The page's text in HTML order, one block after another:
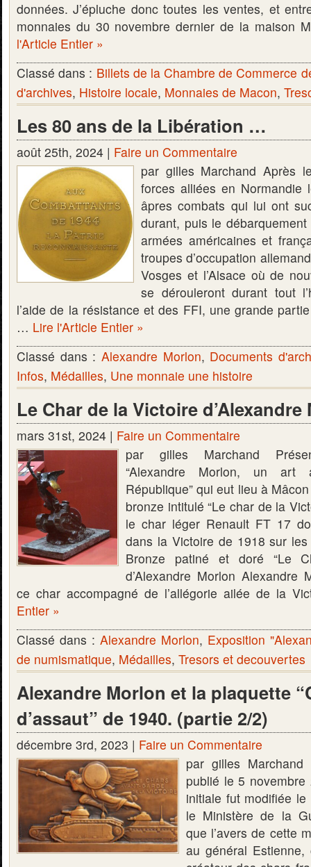
données. J’épluche donc toutes les ventes, et
monnaies du 30 novembre dernier de la maison
l'Article Entier »
Classé dans : Billets de la Chambre de Commerce
d'archives, Histoire locale, Monnaies de Macon,
Les 80 ans de la Libération …
août 25th, 2024 | Faire un Commentaire
par gilles Marchand Après
forces alliées en
âpres combats qui lui ont
durant, puis le
armées américaines et
troupes d’occupation
Vosges et l’Alsace où de
se dérouleront durant tout
l’aide de la résistance et des FFI, une grande
… Lire l'Article Entier »
Classé dans : Alexandre Morlon, Documents
Infos, Médailles, Une monnaie une histoire
Le Char de la Victoire d’Alexandre
mars 31st, 2024 | Faire un Commentaire
par gilles Marchand
“Alexandre Morlon, un
République” qui eut lieu à
bronze intitulé “Le char de la
le char léger Renault FT 17
dans la Victoire de 1918 sur
Bronze patiné et doré “Le
d’Alexandre Morlon Alexandre
ce char accompagné de l’allégorie ailée de la
Entier »
Classé dans : Alexandre Morlon, Exposition
de numismatique, Médailles, Tresors et decouvertes
Alexandre Morlon et la plaquette
d’assaut” de 1940. (partie 2/2)
décembre 3rd, 2023 | Faire un Commentaire
par gilles
publié le 5
initiale fut modifiée
le Ministère de la
que l’avers de cette
au général